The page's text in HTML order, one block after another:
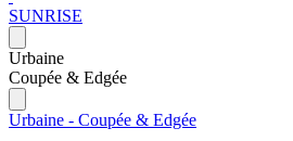
SUNRISE
Urbaine
Coupée & Edgée
Urbaine - Coupée & Edgée